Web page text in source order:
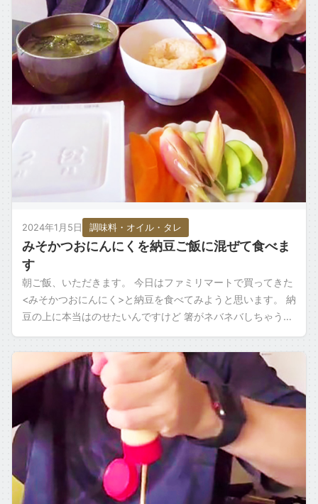
2024年1月5日 調味料・オイル・タレ
みそかつおにんにくを納豆ご飯に混ぜて食べま
す
朝ご飯、いただきます。 今日はファミリマートで買ってきた
<みそかつおにんにく>と納豆を食べてみようと思います。 納
豆の上に本当はのせたいんですけど 箸がネバネバしちゃうん